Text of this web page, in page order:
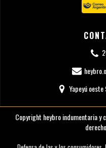
Yapeyú oeste
Copyright heybro indumentaria y